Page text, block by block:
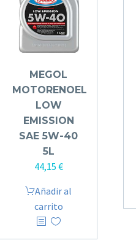
MEGOL
MOTORENOEL
LOW
EMISSION
SAE 5W-40
5L
44,15 €
Añadir al
carrito